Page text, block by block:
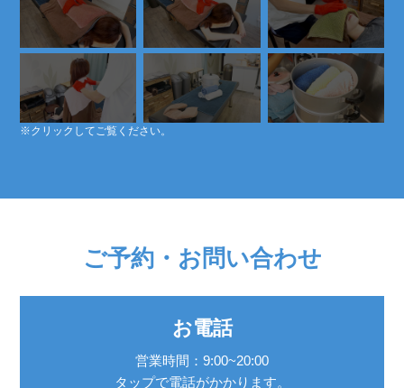
※クリックしてご覧ください。
ご予約・お問い合わせ
お電話
営業時間：9:00~20:00
タップで電話がかかります。